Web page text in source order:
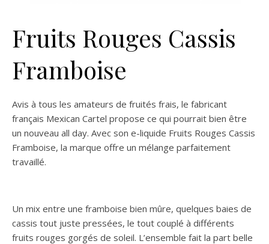
Fruits Rouges Cassis
Framboise
Avis à tous les amateurs de fruités frais, le fabricant
français Mexican Cartel propose ce qui pourrait bien être
un nouveau all day. Avec son e-liquide Fruits Rouges Cassis
Framboise, la marque offre un mélange parfaitement
travaillé.
Un mix entre une framboise bien mûre, quelques baies de
cassis tout juste pressées, le tout couplé à différents
fruits rouges gorgés de soleil. L’ensemble fait la part belle